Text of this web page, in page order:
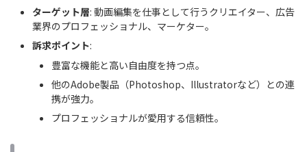
ターゲット層: 動画編集を仕事として行うクリエイター、広告
業界のプロフェッショナル、マーケター。
訴求ポイント:
豊富な機能と高い自由度を持つ点。
他のAdobe製品（Photoshop、Illustratorなど）との連
携が強力。
プロフェッショナルが愛用する信頼性。